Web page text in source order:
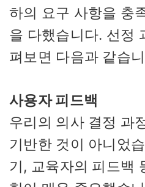
하의 요구 사항을 충
을 다했습니다. 선정
펴보면 다음과 같습
사용자 피드백
우리의 의사 결정 과
기반한 것이 아니었
기, 교육자의 피드백